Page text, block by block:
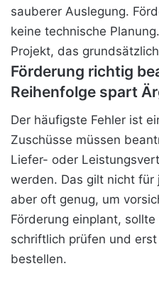
sauberer Auslegung.
keine technische
Projekt, das
Förderung richtig
Reihenfolge spart
Der häufigste Fehler ist
Zuschüsse müssen
Liefer- oder
werden. Das gilt nicht für
aber oft genug, um
Förderung einplant,
schriftlich prüfen und
bestellen.